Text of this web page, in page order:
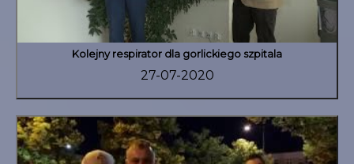
Kolejny respirator dla gorlickiego szpitala
27-07-2020